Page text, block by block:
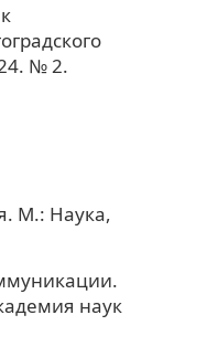
№ 2.
М.: Наука,
наук